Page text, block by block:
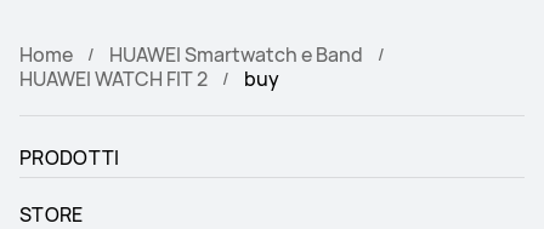
Home
HUAWEI Smartwatch e Band
HUAWEI WATCH FIT 2
buy
PRODOTTI
STORE